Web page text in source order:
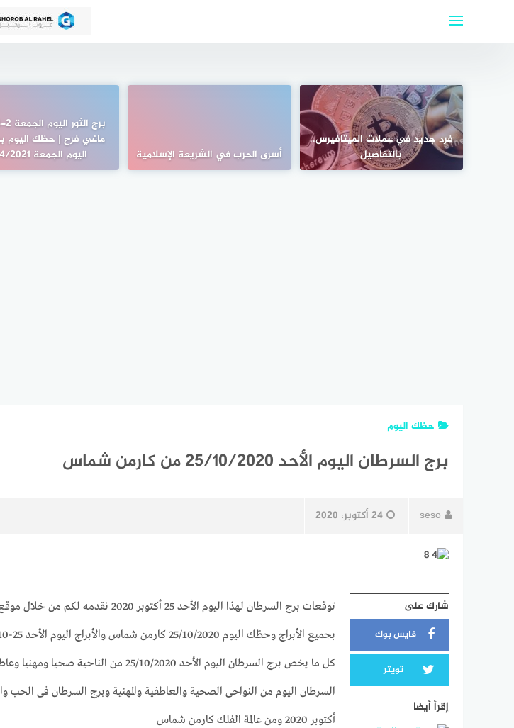
فرد جديد في عملات الميتافيرس..
بالتفاصيل
أسرى الحرب في الشريعة الإسلامية
ماغي فرح | حظك اليوم
اليوم الجمعة 2/4/2021
حظك اليوم
برج السرطان اليوم الأحد 25/10/2020 من كارمن شماس
seso 24 أكتوبر، 2020
توقعات برج السرطان لهذا اليوم الأحد 25 أكتوبر
كل ما يخص برج السرطان اليوم الأحد 25/10/2020 من
السرطان اليوم من النواحى الصحية والعاطفية والمهنية وبرج السرطان فى الحب
أكتوبر 2020 ومن عالمة الفلك كارمن شماس
شارك على
فايس بوك
تويتر
إقرأ أيضا